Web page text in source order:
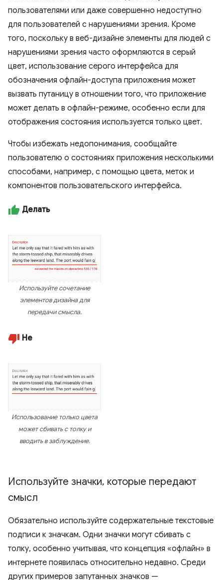
пользователями или даже совершенно недоступно
для пользователей с нарушениями зрения. Кроме
того, поскольку в веб-дизайне элементы для людей с
нарушениями зрения часто оформляются в серый
цвет, использование серого интерфейса для
обозначения офлайн-доступа приложения может
вызвать путаницу в отношении того, что приложение
может делать в офлайн-режиме, особенно если для
отображения состояния используется только цвет.
Чтобы избежать недопонимания, сообщайте
пользователю о состояниях приложения несколькими
способами, например, с помощью цвета, меток и
компонентов пользовательского интерфейса.
Делать
Используйте сочетание
элементов дизайна для
передачи смысла.
Не
Использование только цвета
может сбивать с толку и
вводить в заблуждение.
Используйте значки, которые передают
смысл
Обязательно используйте содержательные текстовые
подписи к значкам. Одни значки могут сбивать с
толку, особенно учитывая, что концепция «офлайн» в
интернете появилась относительно недавно. Среди
других примеров запутанных значков —